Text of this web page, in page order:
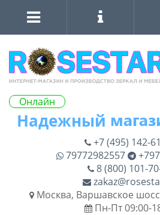
Онлайн
+7 (495) 142-
79772982557
8 (800) 101-
Москва, Варшавское
Пн-Пт 09:00-